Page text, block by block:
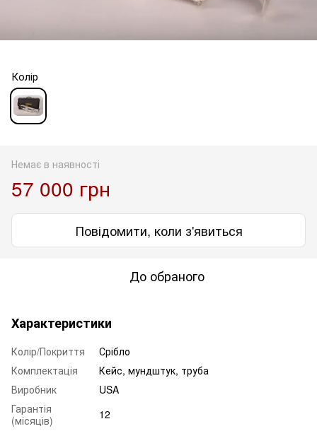
Колір
Немає в наявності
57 000 грн
Повідомити, коли з'явиться
До обраного
Характеристики
Колір/Покриття
Срібло
Комплектація
Кейс, мундштук, труба
Виробник
USA
Гарантія
(місяців)
12